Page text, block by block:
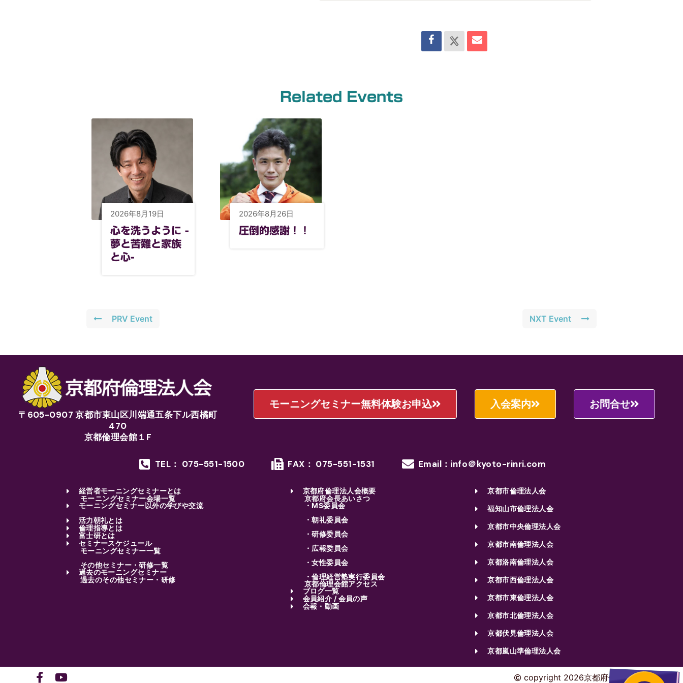
Related Events
2026年8月19日
心を洗うように -
夢と苦難と家族
と心-
2026年8月26日
圧倒的感謝！！
PRV Event NXT Event
〒605-0907 京都市東山区川端通五条下ル西橘町
470
京都倫理会館１F
モーニングセミナー無料体験お申込 入会案内 お問合せ
TEL： 075-551-1500 FAX： 075-551-1531 Email：info＠kyoto-rinri.com
経営者モーニングセミナーとは
モーニングセミナー会場一覧
モーニングセミナー以外の学びや交流
活力朝礼とは
倫理指導とは
富士研とは
セミナースケジュール
モーニングセミナー一覧
その他セミナー・研修一覧
過去のモーニングセミナー
過去のその他セミナー・研修
京都府倫理法人会概要
京都府会長あいさつ
・MS委員会
・朝礼委員会
・研修委員会
・広報委員会
・女性委員会
・倫理経営塾実行委員会
京都倫理会館アクセス
ブログ一覧
会員紹介 / 会員の声
会報・動画
京都市倫理法人会
福知山市倫理法人会
京都市中央倫理法人会
京都市南倫理法人会
京都洛南倫理法人会
京都市西倫理法人会
京都市東倫理法人会
京都市北倫理法人会
京都伏見倫理法人会
京都嵐山準倫理法人会
copyright 2026京都府倫理法人会